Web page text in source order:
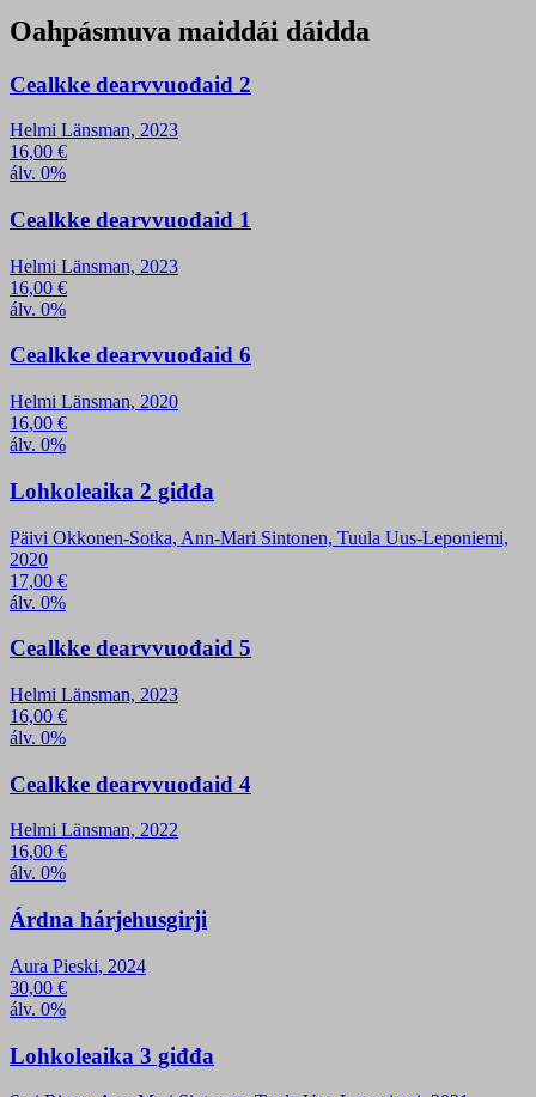
Oahpásmuva maiddái dáidda
Cealkke dearvvuođaid 2
Helmi Länsman, 2023
16,00 €
álv. 0%
Cealkke dearvvuođaid 1
Helmi Länsman, 2023
16,00 €
álv. 0%
Cealkke dearvvuođaid 6
Helmi Länsman, 2020
16,00 €
álv. 0%
Lohkoleaika 2 giđđa
Päivi Okkonen-Sotka, Ann-Mari Sintonen, Tuula Uus-Leponiemi,
2020
17,00 €
álv. 0%
Cealkke dearvvuođaid 5
Helmi Länsman, 2023
16,00 €
álv. 0%
Cealkke dearvvuođaid 4
Helmi Länsman, 2022
16,00 €
álv. 0%
Árdna hárjehusgirji
Aura Pieski, 2024
30,00 €
álv. 0%
Lohkoleaika 3 giđđa